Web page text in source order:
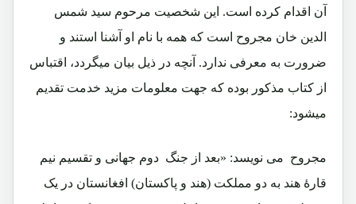
آن اقدام کرده است. این شخصیت مرحوم سید شمس
الدین خان مجروح است که همه با نام او آشنا استند و
ضرورت به معرفی ندارد. آنچه در ذیل بیان میگردد، اقتباس
از کتاب مذکور بوده که جهت معلومات مزید خدمت تقدیم
میشود:
مجروح می نویسد: «بعد از جنگ دوم جهانی و تقسیم نیم
قارۀ هند به دو مملکت (هند و پاکستان) افغانستان در یک